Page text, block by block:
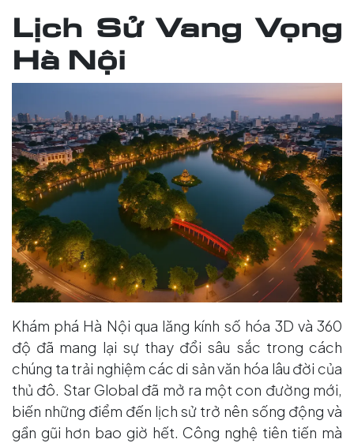
Lịch Sử Vang Vọng
Hà Nội
Khám phá Hà Nội qua lăng kính số hóa 3D và 360
độ đã mang lại sự thay đổi sâu sắc trong cách
chúng ta trải nghiệm các di sản văn hóa lâu đời của
thủ đô. Star Global đã mở ra một con đường mới,
biến những điểm đến lịch sử trở nên sống động và
gần gũi hơn bao giờ hết. Công nghệ tiên tiến mà